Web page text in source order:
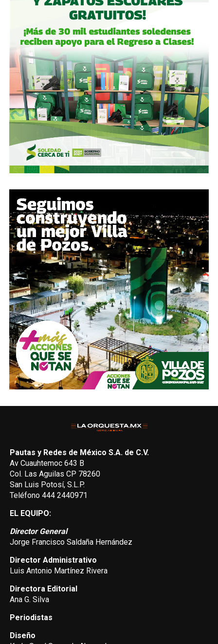
Pautas y Redes de México S.A. de C.V.
Av Cuauhtemoc 643 B
Col. Las Aguilas CP 78260
San Luis Potosí, S.L.P.
Teléfono 444 2440971
EL EQUIPO:
Director General
Jorge Francisco Saldaña Hernández
Director Administrativo
Luis Antonio Martínez Rivera
Directora Editorial
Ana G. Silva
Periodistas
Diseño